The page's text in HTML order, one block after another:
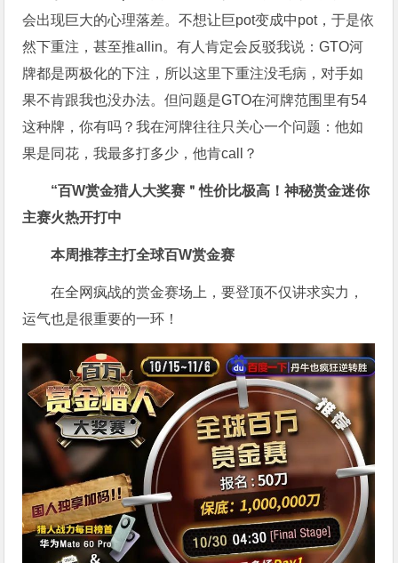
会出现巨大的心理落差。不想让巨pot变成中pot，于是依
然下重注，甚至推allin。有人肯定会反驳我说：GTO河
牌都是两极化的下注，所以这里下重注没毛病，对手如
果不肯跟我也没办法。但问题是GTO在河牌范围里有54
这种牌，你有吗？我在河牌往往只关心一个问题：他如
果是同花，我最多打多少，他肯call？
“百W赏金猎人大奖赛＂性价比极高！神秘赏金迷你
主赛火热开打中
本周推荐主打全球百W赏金赛
在全网疯战的赏金赛场上，要登顶不仅讲求实力，
运气也是很重要的一环！